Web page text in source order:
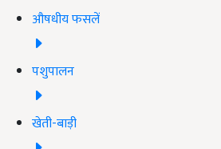
औषधीय फसलें
पशुपालन
खेती-बाड़ी